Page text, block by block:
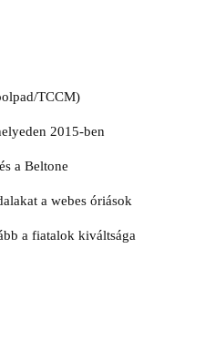
TCCM)
2015-ben
a Beltone
a webes óriások
a fiatalok kiváltsága